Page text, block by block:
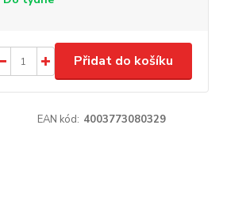
Přidat do košíku
EAN kód: 4003773080329